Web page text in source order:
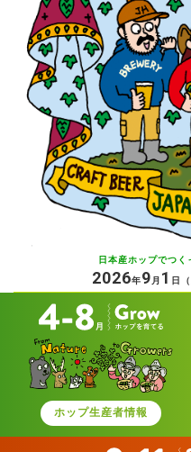
日本産ホップでつく
2026年9 月 1 日
ホップ生産者情報